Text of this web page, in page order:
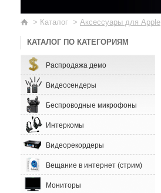
> Каталог > Аксессуары для Apple
КАТАЛОГ ПО КАТЕГОРИЯМ
Распродажа демо
Видеосендеры
Беспроводные микрофоны
Интеркомы
Видеорекордеры
Вещание в интернет (стрим)
Мониторы